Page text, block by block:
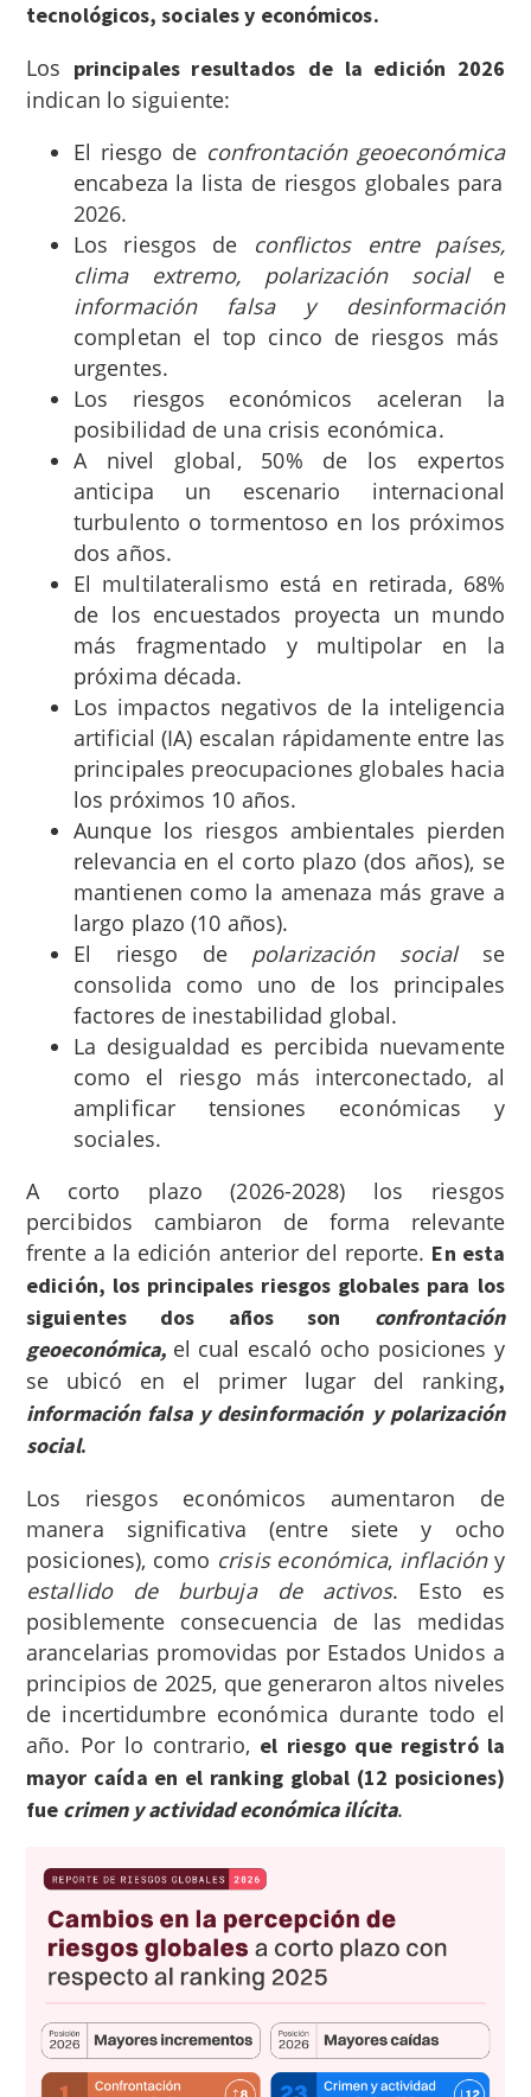
tecnológicos, sociales y económicos.
Los principales resultados de la edición 2026
indican lo siguiente:
El riesgo de confrontación geoeconómica
encabeza la lista de riesgos globales para
2026.
Los riesgos de
conflictos entre países,
clima extremo, polarización social e
información falsa y desinformación
completan el top cinco de riesgos más
urgentes.
Los riesgos económicos aceleran la
posibilidad de una crisis económica.
A nivel global, 50% de los expertos
anticipa un escenario internacional
turbulento o tormentoso en los próximos
dos años.
El multilateralismo está en retirada, 68%
de los encuestados proyecta un mundo
más fragmentado y multipolar en la
próxima década.
Los impactos negativos de la inteligencia
artificial (IA) escalan rápidamente entre las
principales preocupaciones globales hacia
los próximos 10 años.
Aunque los riesgos ambientales pierden
relevancia en el corto plazo (dos años), se
mantienen como la amenaza más grave a
largo plazo (10 años).
El riesgo de polarización socialse
consolida como uno de los principales
factores de inestabilidad global.
La desigualdad es percibida nuevamente
como el riesgo más interconectado, al
amplificar tensiones económicas y
sociales.
A corto plazo (2026-2028) los riesgos
percibidos cambiaron de forma relevante
frente a la edición anterior del reporte. En esta
edición, los principales riesgos globales para los
siguientes dos años son confrontación
geoeconómica, el cual escaló ocho posiciones y
se ubicó en el primer lugar del ranking,
información falsa y desinformación y polarización
social.
Los riesgos económicos aumentaron de
manera significativa (entre siete y ocho
posiciones), como crisis económica, inflacióny
estallido de burbuja de activos. Esto es
posiblemente consecuencia de las medidas
arancelarias promovidas por Estados Unidos a
principios de 2025, que generaron altos niveles
de incertidumbre económica durante todo el
año. Por lo contrario, el riesgo que registró la
mayor caída en el ranking global (12 posiciones)
fue crimen y actividad económica ilícita.